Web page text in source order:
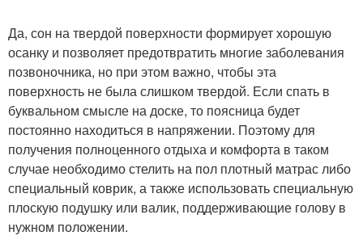
Да, сон на твердой поверхности формирует хорошую
осанку и позволяет предотвратить многие заболевания
позвоночника, но при этом важно, чтобы эта
поверхность не была слишком твердой. Если спать в
буквальном смысле на доске, то поясница будет
постоянно находиться в напряжении. Поэтому для
получения полноценного отдыха и комфорта в таком
случае необходимо стелить на пол плотный матрас либо
специальный коврик, а также использовать специальную
плоскую подушку или валик, поддерживающие голову в
нужном положении.